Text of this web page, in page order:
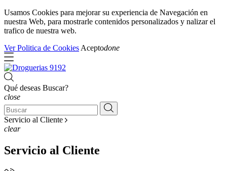
Usamos Cookies para mejorar su experiencia de Navegación en
nuestra Web, para mostrarle contenidos personalizados y nalizar el
trafico de nuestra web.
Ver Politica de Cookies Aceptodone
Qué deseas Buscar?
close
Servicio al Cliente
clear
Servicio al Cliente